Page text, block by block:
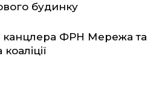
будинку
канцлера ФРН Мережа та